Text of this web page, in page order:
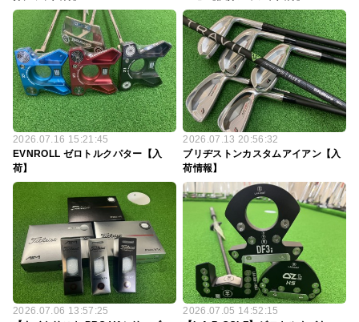
2026.07.16 15:21:45
EVNROLL ゼロトルクパター【入
荷】
2026.07.13 20:56:32
ブリヂストンカスタムアイアン【入
荷情報】
2026.07.06 13:57:25
2026.07.05 14:52:15